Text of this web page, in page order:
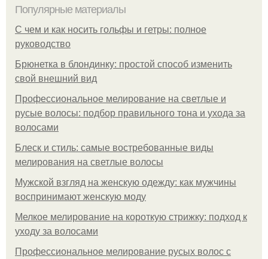
Популярные материалы
С чем и как носить гольфы и гетры: полное
руководство
Брюнетка в блондинку: простой способ изменить
свой внешний вид
Профессиональное мелирование на светлые и
русые волосы: подбор правильного тона и ухода за
волосами
Блеск и стиль: самые востребованные виды
мелирования на светлые волосы
Мужской взгляд на женскую одежду: как мужчины
воспринимают женскую моду
Мелкое мелирование на короткую стрижку: подход к
уходу за волосами
Профессиональное мелирование русых волос с